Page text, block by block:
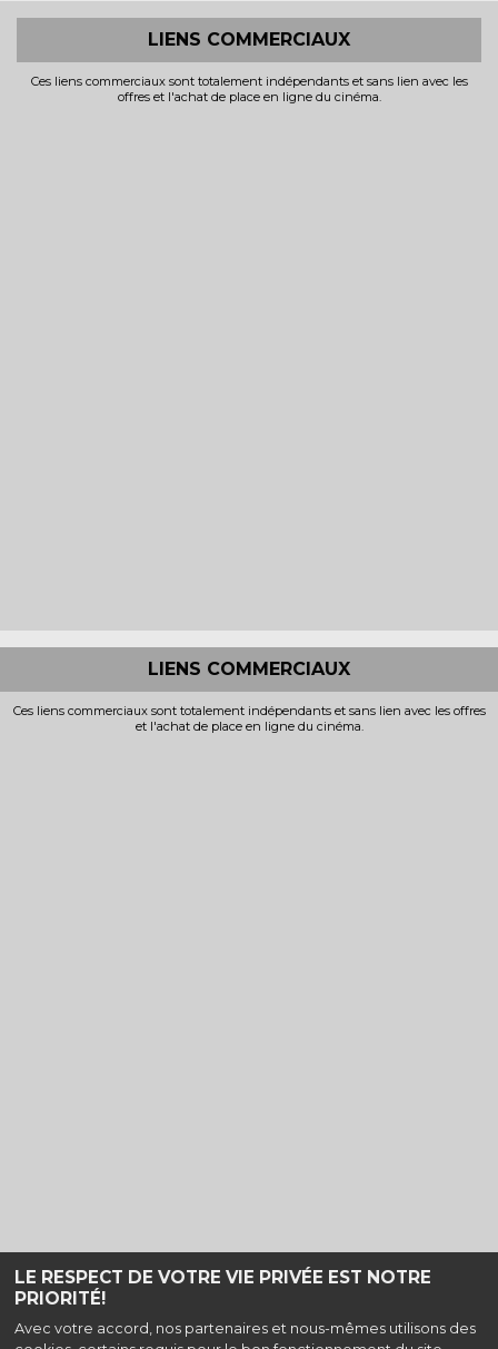
LE RESPECT DE VOTRE VIE PRIVÉE EST NOTRE
PRIORITÉ!
Avec votre accord, nos partenaires et nous-mêmes utilisons des
LIENS COMMERCIAUX
Ces liens commerciaux sont totalement indépendants et sans lien avec les
offres et l'achat de place en ligne du cinéma.
LIENS COMMERCIAUX
Ces liens commerciaux sont totalement indépendants et sans lien avec les offres
et l'achat de place en ligne du cinéma.